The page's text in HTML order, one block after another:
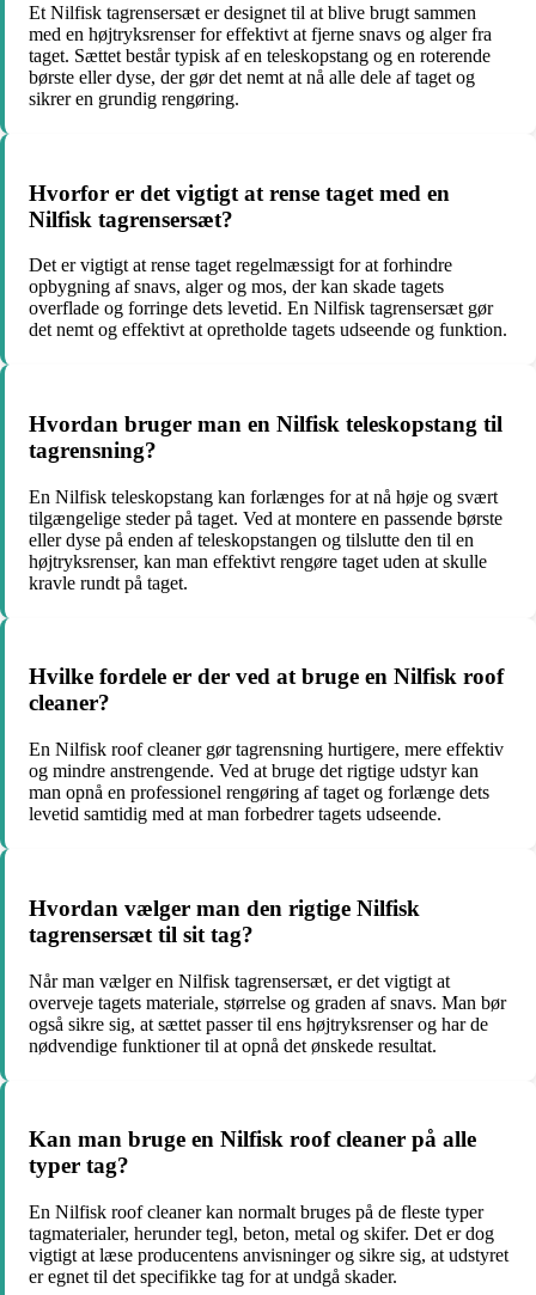
Et Nilfisk tagrensersæt er designet til at blive brugt sammen
med en højtryksrenser for effektivt at fjerne snavs og alger fra
taget. Sættet består typisk af en teleskopstang og en roterende
børste eller dyse, der gør det nemt at nå alle dele af taget og
sikrer en grundig rengøring.
Hvorfor er det vigtigt at rense taget med en
Nilfisk tagrensersæt?
Det er vigtigt at rense taget regelmæssigt for at forhindre
opbygning af snavs, alger og mos, der kan skade tagets
overflade og forringe dets levetid. En Nilfisk tagrensersæt gør
det nemt og effektivt at opretholde tagets udseende og funktion.
Hvordan bruger man en Nilfisk teleskopstang til
tagrensning?
En Nilfisk teleskopstang kan forlænges for at nå høje og svært
tilgængelige steder på taget. Ved at montere en passende børste
eller dyse på enden af teleskopstangen og tilslutte den til en
højtryksrenser, kan man effektivt rengøre taget uden at skulle
kravle rundt på taget.
Hvilke fordele er der ved at bruge en Nilfisk roof
cleaner?
En Nilfisk roof cleaner gør tagrensning hurtigere, mere effektiv
og mindre anstrengende. Ved at bruge det rigtige udstyr kan
man opnå en professionel rengøring af taget og forlænge dets
levetid samtidig med at man forbedrer tagets udseende.
Hvordan vælger man den rigtige Nilfisk
tagrensersæt til sit tag?
Når man vælger en Nilfisk tagrensersæt, er det vigtigt at
overveje tagets materiale, størrelse og graden af snavs. Man bør
også sikre sig, at sættet passer til ens højtryksrenser og har de
nødvendige funktioner til at opnå det ønskede resultat.
Kan man bruge en Nilfisk roof cleaner på alle
typer tag?
En Nilfisk roof cleaner kan normalt bruges på de fleste typer
tagmaterialer, herunder tegl, beton, metal og skifer. Det er dog
vigtigt at læse producentens anvisninger og sikre sig, at udstyret
er egnet til det specifikke tag for at undgå skader.